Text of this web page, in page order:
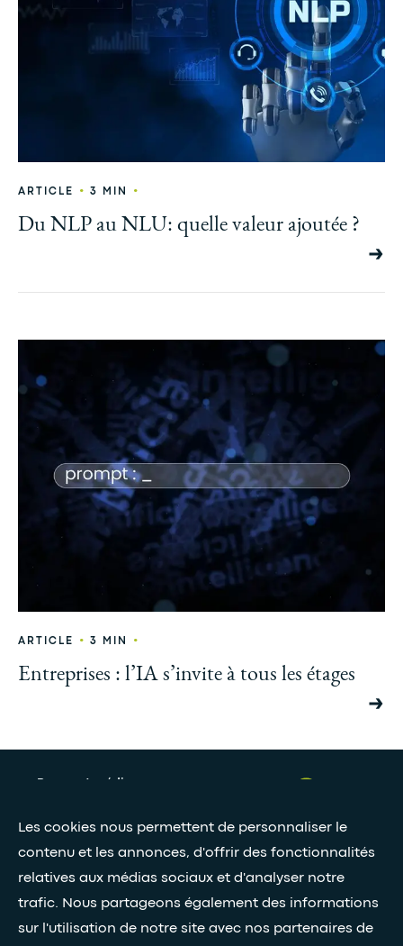
Les cookies nous permettent de personnaliser le
contenu et les annonces, d'offrir des fonctionnalités
relatives aux médias sociaux et d'analyser notre
trafic. Nous partageons également des informations
sur l'utilisation de notre site avec nos partenaires de
ARTICLE • 3 MIN •
Du NLP au NLU: quelle valeur ajoutée ?
ARTICLE • 3 MIN •
Entreprises : l’IA s’invite à tous les étages
Nos livres blancs
Restez connectés grâce à notre newsletter
Inscription à la newsletter